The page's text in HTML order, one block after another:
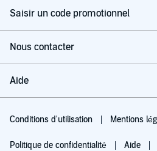
Saisir un code promotionnel
Nous contacter
Aide
Conditions d'utilisation Mentions
Politique de confidentialité Aide